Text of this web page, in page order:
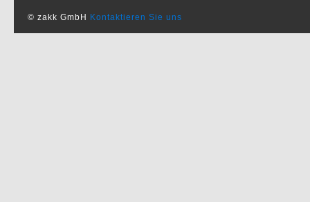
© zakk GmbH Kontaktieren Sie uns